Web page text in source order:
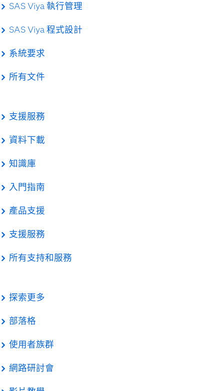
SAS Viya 執行管理
SAS Viya 程式設計
系統要求
所有文件
支援服務
資料下載
知識庫
入門指南
產品支援
支援服務
所有支持和服務
探索更多
部落格
使用者族群
網路研討會